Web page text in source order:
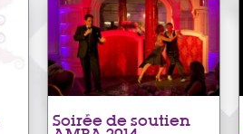
Soirée de soutien